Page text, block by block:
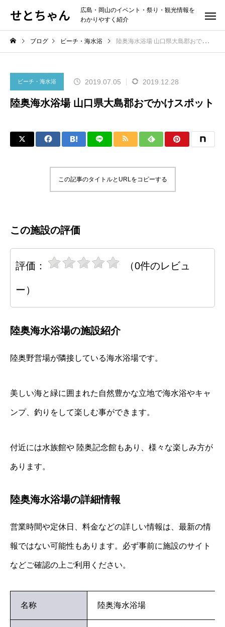
せとちゃん
広島・岡山のイベント・祭り・観光情報を
わかりやすく紹介
ブログ ビーチ・海水浴 陸奥海水浴場 山口県大島郡おでかけスポット
ビーチ・海水浴 2019.07.05 2019.12.28
陸奥海水浴場 山口県大島郡おでかけスポット
この記事のタイトルとURLをコピーする
この施設の評価
評価： （0件のレビュ
ー）
陸奥海水浴場の施設紹介
陸奥野営場が隣接している海水浴場です。
美しい海と緑に囲まれた自然豊かな立地で海水浴やキャ
ンプ、釣りをして楽しむ事ができます。
付近には水族館や 陸奥記念館もあり、様々な楽しみ方が
あります。
陸奥海水浴場の詳細情報
営業時間や定休日、料金などの詳しい情報は、最新の情
報ではない可能性もあります。必ず事前に施設のサイト
などご確認の上ご利用ください。
名称 陸奥海水浴場